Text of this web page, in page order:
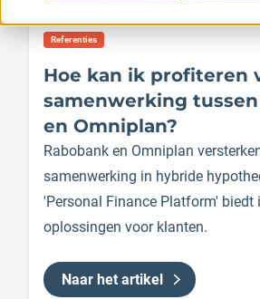
Referenties
Hoe kan ik profiteren
samenwerking
en Omniplan?
Rabobank en Omniplan
samenwerking in hybride
'Personal Finance Platform' biedt
oplossingen voor klanten.
Naar het artikel